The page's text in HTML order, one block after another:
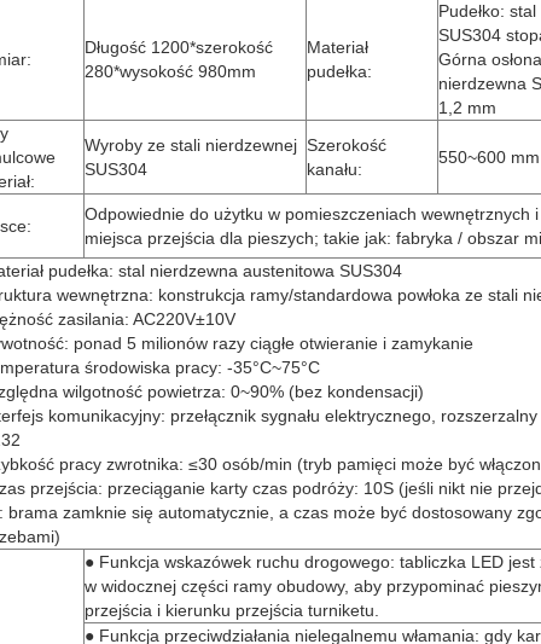
Długość 1200*szerokość
280*wysokość 980mm
Materiał
pudełka:
Pudełko:
SUS304
Górna
nierdzewna
1,2 mm
Wyroby ze stali nierdzewnej
SUS304
Szerokość
kanału:
550~600 mm
Odpowiednie do użytku w pomieszczeniach wewnętrznych
miejsca przejścia dla pieszych; takie jak: fabryka / obszar
pudełka: stal nierdzewna austenitowa SUS304
wewnętrzna: konstrukcja ramy/standardowa powłoka ze stali
zasilania: AC220V±10V
ponad 5 milionów razy ciągłe otwieranie i zamykanie
środowiska pracy: -35°C~75°C
wilgotność powietrza: 0~90% (bez kondensacji)
komunikacyjny: przełącznik sygnału elektrycznego,
pracy zwrotnika: ≤30 osób/min (tryb pamięci może być
przejścia: przeciąganie karty czas podróży: 10S (jeśli nikt nie
brama zamknie się automatycznie, a czas może być dostosowany
● Funkcja wskazówek ruchu drogowego: tabliczka LED jest
w widocznej części ramy obudowy, aby przypominać
przejścia i kierunku przejścia turniketu.
● Funkcja przeciwdziałania nielegalnemu włamania: gdy